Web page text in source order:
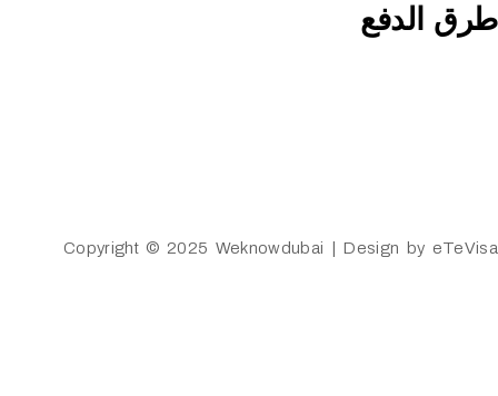
Copyright © 2025 Weknowdubai | Design by